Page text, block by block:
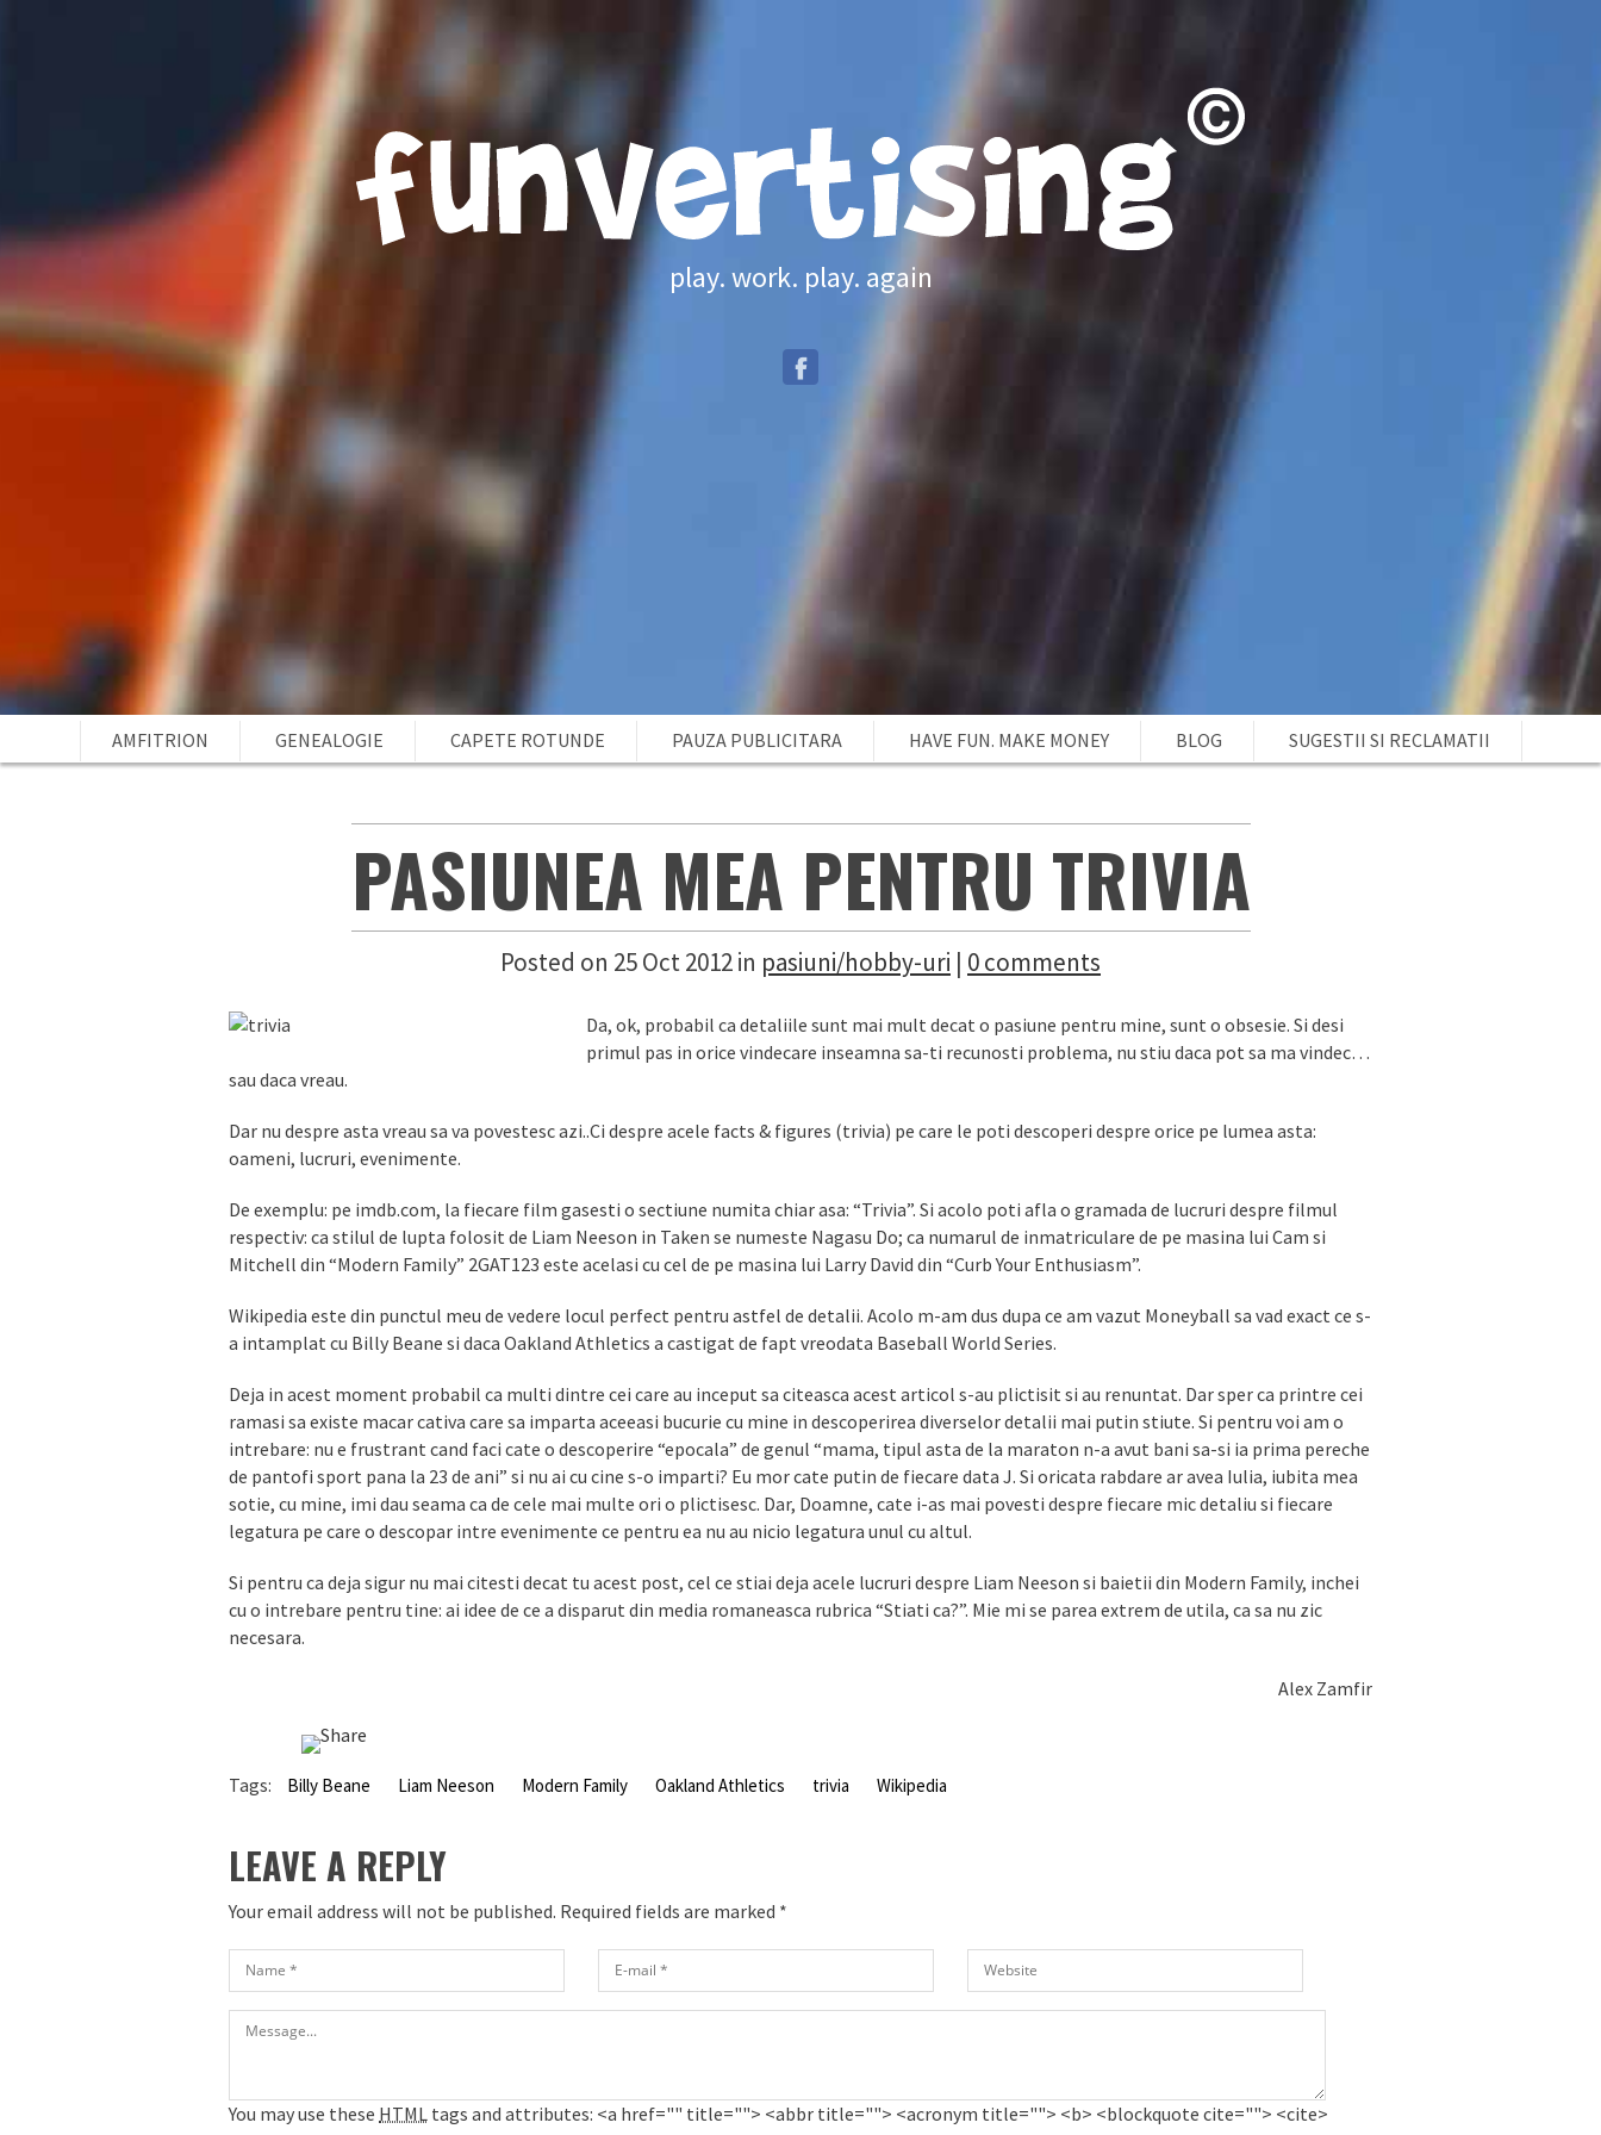
play. work. play. again
AMFITRION GENEALOGIE CAPETE ROTUNDE PAUZA PUBLICITARA HAVE FUN. MAKE MONEY BLOG SUGESTII SI RECLAMATII
PASIUNEA MEA PENTRU TRIVIA
Posted on 25 Oct 2012 in pasiuni/hobby-uri | 0 comments
Da, ok, probabil ca detaliile sunt mai mult decat o pasiune pentru mine, sunt o obsesie. Si desi
primul pas in orice vindecare inseamna sa-ti recunosti problema, nu stiu daca pot sa ma vindec…
sau daca vreau.
Dar nu despre asta vreau sa va povestesc azi..Ci despre acele facts & figures (trivia) pe care le poti descoperi despre orice pe lumea asta:
oameni, lucruri, evenimente.
De exemplu: pe imdb.com, la fiecare film gasesti o sectiune numita chiar asa: “Trivia”. Si acolo poti afla o gramada de lucruri despre filmul
respectiv: ca stilul de lupta folosit de Liam Neeson in Taken se numeste Nagasu Do; ca numarul de inmatriculare de pe masina lui Cam si
Mitchell din “Modern Family” 2GAT123 este acelasi cu cel de pe masina lui Larry David din “Curb Your Enthusiasm”.
Wikipedia este din punctul meu de vedere locul perfect pentru astfel de detalii. Acolo m-am dus dupa ce am vazut Moneyball sa vad exact ce s-
a intamplat cu Billy Beane si daca Oakland Athletics a castigat de fapt vreodata Baseball World Series.
Deja in acest moment probabil ca multi dintre cei care au inceput sa citeasca acest articol s-au plictisit si au renuntat. Dar sper ca printre cei
ramasi sa existe macar cativa care sa imparta aceeasi bucurie cu mine in descoperirea diverselor detalii mai putin stiute. Si pentru voi am o
intrebare: nu e frustrant cand faci cate o descoperire “epocala” de genul “mama, tipul asta de la maraton n-a avut bani sa-si ia prima pereche
de pantofi sport pana la 23 de ani” si nu ai cu cine s-o imparti? Eu mor cate putin de fiecare data J. Si oricata rabdare ar avea Iulia, iubita mea
sotie, cu mine, imi dau seama ca de cele mai multe ori o plictisesc. Dar, Doamne, cate i-as mai povesti despre fiecare mic detaliu si fiecare
legatura pe care o descopar intre evenimente ce pentru ea nu au nicio legatura unul cu altul.
Si pentru ca deja sigur nu mai citesti decat tu acest post, cel ce stiai deja acele lucruri despre Liam Neeson si baietii din Modern Family, inchei
cu o intrebare pentru tine: ai idee de ce a disparut din media romaneasca rubrica “Stiati ca?”. Mie mi se parea extrem de utila, ca sa nu zic
necesara.
Alex Zamfir
Tags: Billy Beane Liam Neeson Modern Family Oakland Athletics trivia Wikipedia
LEAVE A REPLY
Your email address will not be published. Required fields are marked *
You may use these HTML tags and attributes: <a href="" title=""> <abbr title=""> <acronym title=""> <b> <blockquote cite=""> <cite>